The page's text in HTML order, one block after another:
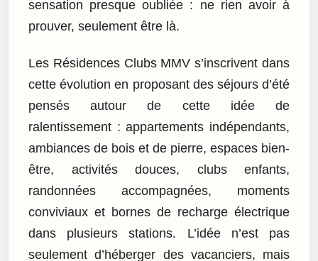
sensation presque oubliée : ne rien avoir à
prouver, seulement être là.
Les Résidences Clubs MMV s’inscrivent dans
cette évolution en proposant des séjours d’été
pensés autour de cette idée de
ralentissement : appartements indépendants,
ambiances de bois et de pierre, espaces bien-
être, activités douces, clubs enfants,
randonnées accompagnées, moments
conviviaux et bornes de recharge électrique
dans plusieurs stations. L’idée n’est pas
seulement d’héberger des vacanciers, mais